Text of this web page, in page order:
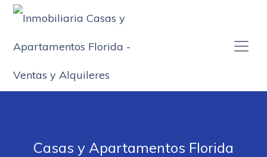
Casas y Apartamentos Florida